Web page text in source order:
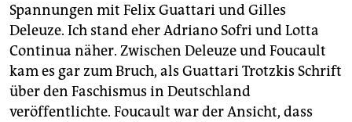
Spannungen mit Felix Guattari und Gilles
Deleuze. Ich stand eher Adriano Sofri und Lotta
Continua näher. Zwischen Deleuze und Foucault
kam es gar zum Bruch, als Guattari Trotzkis Schrift
über den Faschismus in Deutschland
veröffentlichte. Foucault war der Ansicht, dass